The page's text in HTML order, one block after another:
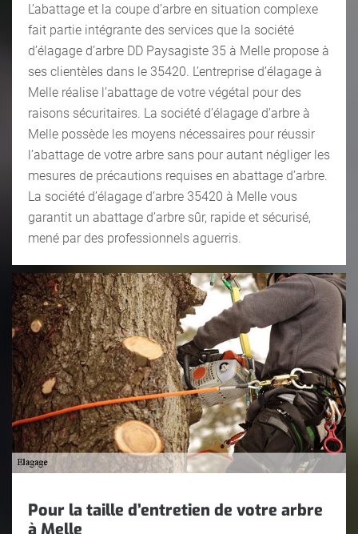
L’abattage et la coupe d’arbre en situation complexe
fait partie intégrante des services que la société
d’élagage d’arbre DD Paysagiste 35 à Melle propose à
ses clientèles dans le 35420. L’entreprise d’élagage à
Melle réalise l’abattage de votre végétal pour des
raisons sécuritaires. La société d’élagage d’arbre à
Melle possède les moyens nécessaires pour réussir
l’abattage de votre arbre sans pour autant négliger les
mesures de précautions requises en abattage d’arbre.
La société d’élagage d’arbre 35420 à Melle vous
garantit un abattage d’arbre sûr, rapide et sécurisé,
mené par des professionnels aguerris.
Pour la taille d’entretien de votre arbre
à Melle